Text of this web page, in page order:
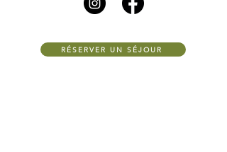
RÉSERVER UN SÉJOUR